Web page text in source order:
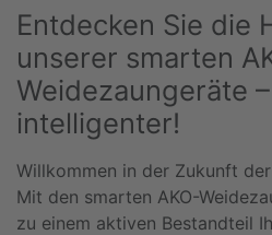
Entdecken Sie die
unserer smarten
Weidezaungeräte
intelligenter!
Willkommen in der Zukunft
Mit den smarten AKO-
zu einem aktiven Bestandteil